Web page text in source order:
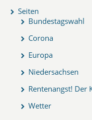
Seiten
Bundestagswahl
Corona
Europa
Niedersachsen
Rentenangst! Der
Wetter